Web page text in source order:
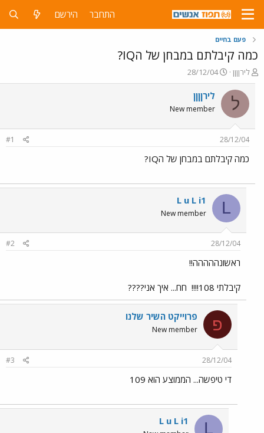
התחבר הירשם
פעם בחיים
כמה קיבלתם במבחן של הIQ?
פ
ו
ת
ח
ה
ש
א
לירןןןן
פ
ו
ר
28/12/04
ל לירןןןן
New member
28/12/04
#1
כמה קיבלתם במבחן של הIQ?
L
L u L i1
New member
28/12/04
#2
ראשונההההה!!
קיבלתי 108!!!! חח... איך אני????
פ פרוייקט השיר שלנו
New member
28/12/04
#3
די טיפשה... הממוצע הוא 109
L
L u L i1